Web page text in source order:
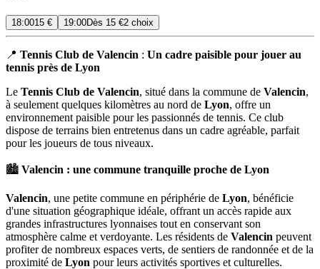
18:0015 € 19:00Dès 15 €2 choix
📍 Tennis Club de Valencin : Un cadre paisible pour jouer au
tennis près de Lyon
Le Tennis Club de Valencin, situé dans la commune de Valencin,
à seulement quelques kilomètres au nord de Lyon, offre un
environnement paisible pour les passionnés de tennis. Ce club
dispose de terrains bien entretenus dans un cadre agréable, parfait
pour les joueurs de tous niveaux.
🏙️ Valencin : une commune tranquille proche de Lyon
Valencin, une petite commune en périphérie de Lyon, bénéficie
d'une situation géographique idéale, offrant un accès rapide aux
grandes infrastructures lyonnaises tout en conservant son
atmosphère calme et verdoyante. Les résidents de Valencin peuvent
profiter de nombreux espaces verts, de sentiers de randonnée et de la
proximité de Lyon pour leurs activités sportives et culturelles.